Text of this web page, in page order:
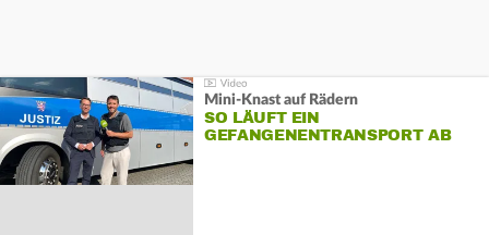
Mini-Knast auf Rädern
SO LÄUFT EIN
GEFANGENENTRANSPORT AB